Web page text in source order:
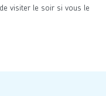
visiter le soir si vous le